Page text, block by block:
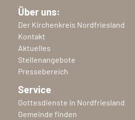
Über uns:
Der Kirchenkreis Nordfriesland
Kontakt
Aktuelles
Stellenangebote
Pressebereich
Service
Gottesdienste in Nordfriesland
Gemeinde finden